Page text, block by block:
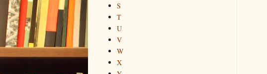
S
T
U
V
W
X